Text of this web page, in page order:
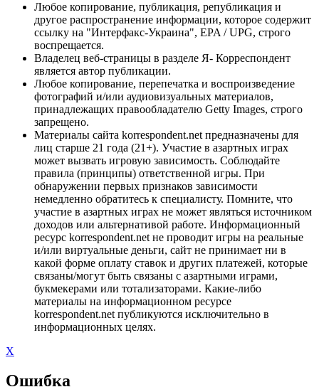
Любое копирование, публикация, републикация и
другое распространение информации, которое содержит
ссылку на "Интерфакс-Украина", EPA / UPG, строго
воспрещается.
Владелец веб-страницы в разделе Я- Корреспондент
является автор публикации.
Любое копирование, перепечатка и воспроизведение
фотографий и/или аудиовизуальных материалов,
принадлежащих правообладателю Getty Images, строго
запрещено.
Материалы сайта korrespondent.net предназначены для
лиц старше 21 года (21+). Участие в азартных играх
может вызвать игровую зависимость. Соблюдайте
правила (принципы) ответственной игры. При
обнаружении первых признаков зависимости
немедленно обратитесь к специалисту. Помните, что
участие в азартных играх не может являться источником
доходов или альтернативой работе. Информационный
ресурс korrespondent.net не проводит игры на реальные
и/или виртуальные деньги, сайт не принимает ни в
какой форме оплату ставок и других платежей, которые
связаны/могут быть связаны с азартными играми,
букмекерами или тотализаторами. Какие-либо
материалы на информационном ресурсе
korrespondent.net публикуются исключительно в
информационных целях.
X
Ошибка